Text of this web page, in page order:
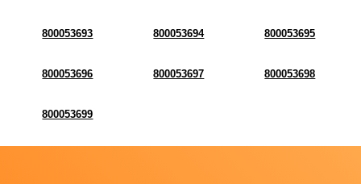
800053693 800053694 800053695
800053696 800053697 800053698
800053699